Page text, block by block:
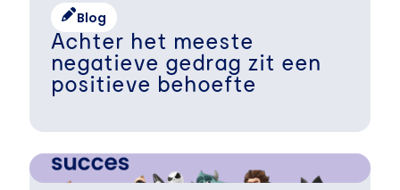
Blog
Achter het meeste
negatieve gedrag zit een
positieve behoefte